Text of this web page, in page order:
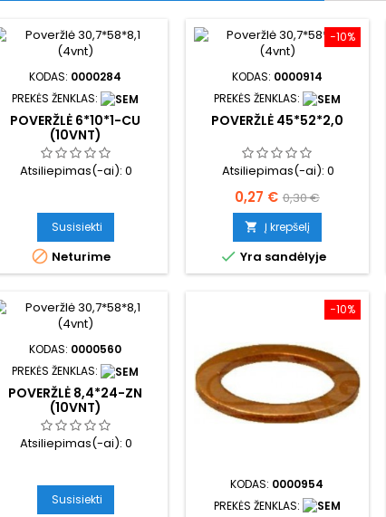
KODAS: 0000284
PREKĖS ŽENKLAS:
POVERŽLĖ 6*10*1-CU
(10VNT)
Atsiliepimas(-ai):0
Susisiekti
 Neturime
−10%
KODAS: 0000914
PREKĖS ŽENKLAS:
POVERŽLĖ 45*52*2,0
Atsiliepimas(-ai): 0
Kaina
0,27 € Bazinė
kaina
0,30 €
 Į krepšelį
 Yra sandėlyje
KODAS: 0000560
PREKĖS ŽENKLAS:
POVERŽLĖ 8,4*24-ZN
(10VNT)
Atsiliepimas(-ai):0
Susisiekti
−10%
KODAS: 0000954
PREKĖS ŽENKLAS: